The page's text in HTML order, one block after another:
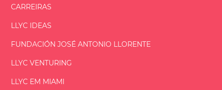
CARREIRAS
LLYC IDEAS
FUNDACIÓNJOSÉ ANTONIO LLORENTE
LLYC VENTURING
LLYC EM MIAMI